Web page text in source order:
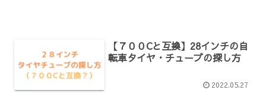
【７００Cと互換】28インチの自
転車タイヤ・チューブの探し方
2022.05.27